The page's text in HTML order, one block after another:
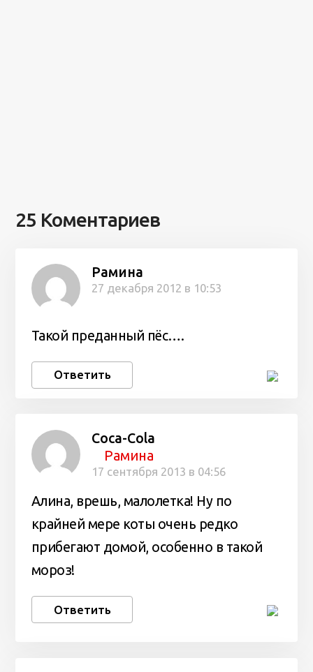
25 Коментариев
Рамина
27 декабря 2012 в 10:53
Такой преданный пёс….
Ответить
Coca-Cola
Рамина
17 сентября 2013 в 04:56
Алина, врешь, малолетка! Ну по
крайней мере коты очень редко
прибегают домой, особенно в такой
мороз!
Ответить